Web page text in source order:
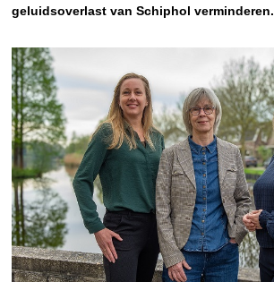
geluidsoverlast van Schiphol verminderen.